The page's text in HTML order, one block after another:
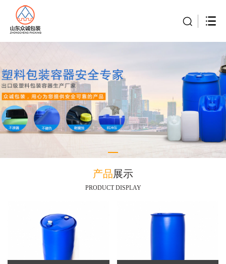
产品展示
PRODUCT DISPLAY